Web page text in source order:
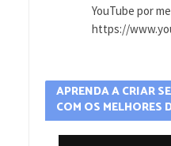
YouTube por
https://
APRENDA A CRIAR
COM OS MELHORES